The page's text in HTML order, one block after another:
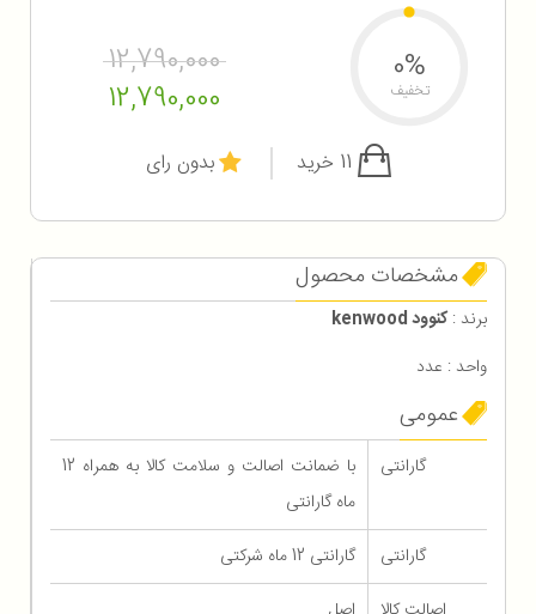
12,790,000
12,790,000
0%
تخفیف
بدون رای
مشخصات محصول
برند :کنوود kenwood
واحد : عدد
عمومی
گارانتی
با ضمانت اصالت و سلامت کالا به همراه 12
ماه گارانتی
گارانتی
گارانتی 12 ماه شرکتی